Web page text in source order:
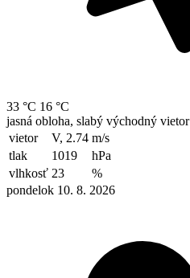
33 °C 16 °C
jasná obloha, slabý východný vietor
vietor
V, 2.74 m/s
tlak
1019
hPa
vlhkosť 23
%
pondelok 10. 8. 2026